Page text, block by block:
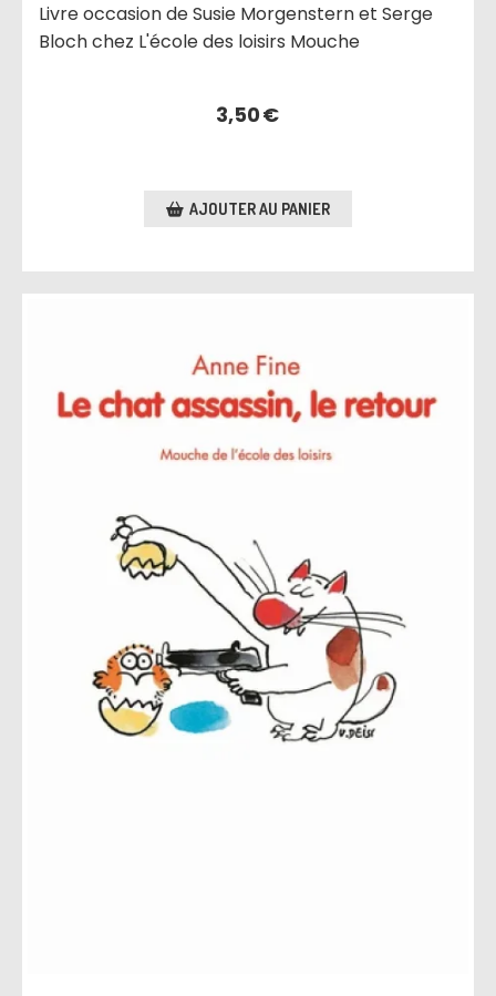
Livre occasion de Susie Morgenstern et Serge
Bloch chez L'école des loisirs Mouche
3,50€
AJOUTER AU PANIER